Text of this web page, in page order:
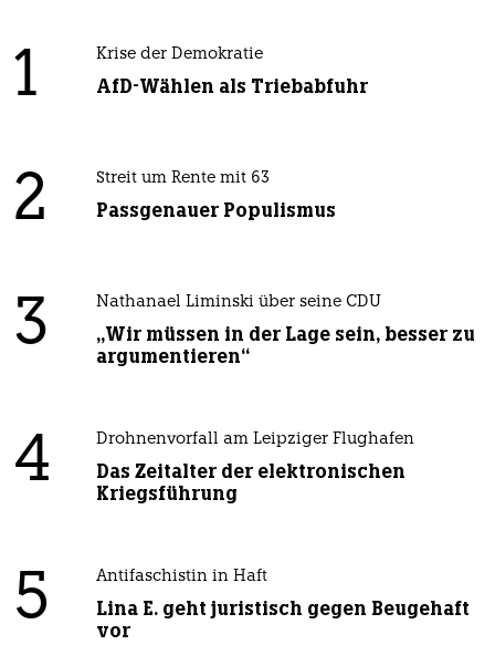
1 Krise der Demokratie
AfD-Wählen als Triebabfuhr
2 Streit um Rente mit 63
Passgenauer Populismus
3 Nathanael Liminski über seine CDU
„Wir müssen in der Lage sein, besser zu
argumentieren“
4 Drohnenvorfall am Leipziger Flughafen
Das Zeitalter der elektronischen
Kriegsführung
5 Antifaschistin in Haft
Lina E. geht juristisch gegen Beugehaft
vor